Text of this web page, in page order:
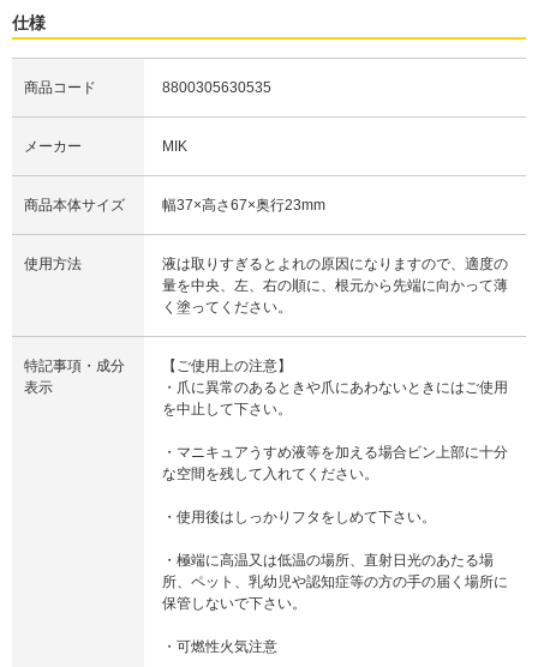
仕様
商品コード 8800305630535
メーカー MIK
商品本体サイズ 幅37×高さ67×奥行23mm
使用方法
液は取りすぎるとよれの原因になりますので、適度の
量を中央、左、右の順に、根元から先端に向かって薄
く塗ってください。
特記事項・成分
表示
【ご使用上の注意】
・爪に異常のあるときや爪にあわないときにはご使用
を中止して下さい。
・マニキュアうすめ液等を加える場合ビン上部に十分
な空間を残して入れてください。
・使用後はしっかりフタをしめて下さい。
・極端に高温又は低温の場所、直射日光のあたる場
所、ペット、乳幼児や認知症等の方の手の届く場所に
保管しないで下さい。
・可燃性火気注意